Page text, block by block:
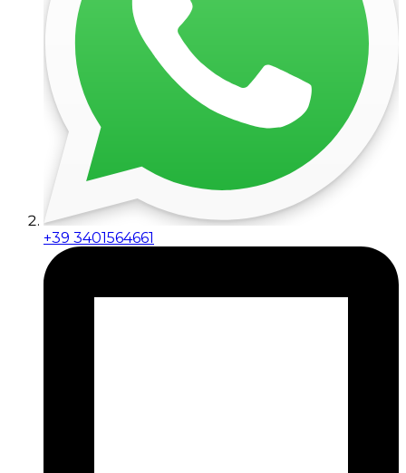
+39 3401564661